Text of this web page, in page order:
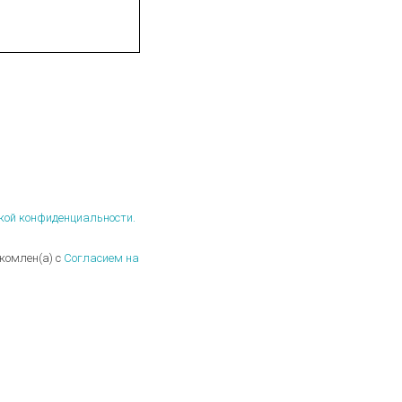
конфиденциальности.
с Согласием на